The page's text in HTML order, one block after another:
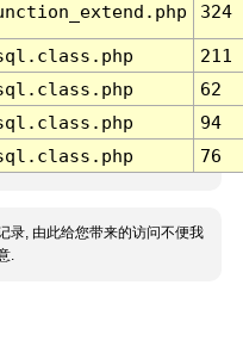
324
211
62
94
76
录, 由此给您带来的访问不便我
.